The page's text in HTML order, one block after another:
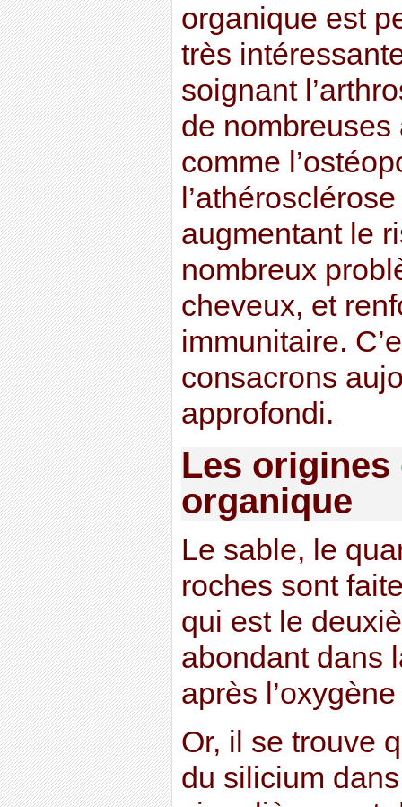
organique est
très
soignant
de
comme
augmentant le
nombreux
cheveux, et
immunitaire.
consacrons
approfondi.
Les
organique
Le sable, le
roches sont
qui est le
abondant dans
après
Or, il se trouve
du silicium